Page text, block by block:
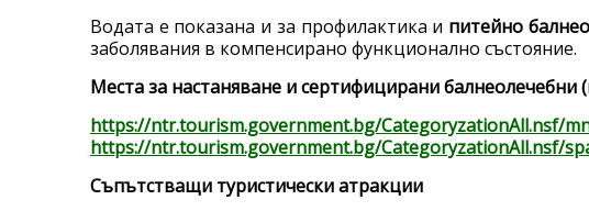
Водата е показана и за профилактика и питейно
заболявания в компенсирано функционално състояние.
Места за настаняване и сертифицирани
https://ntr.tourism.government.bg/CategoryzationAll.nsf/
https://ntr.tourism.government.bg/CategoryzationAll.nsf/
Съпътстващи туристически атракции